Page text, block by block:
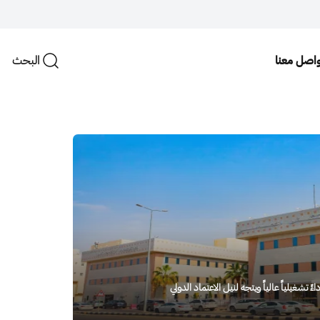
معنا البحث
عالياً ويتجه لنيل الاعتماد الدولي